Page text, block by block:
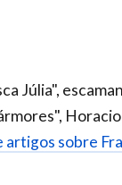
Júlia",
artigos sobre